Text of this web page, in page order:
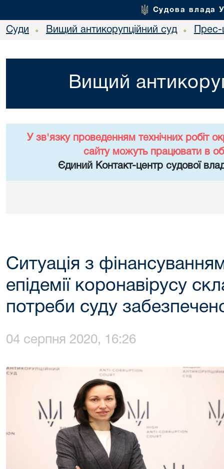
Судова влада
Суди • Вищий антикорупційний суд •
Вищий
У зв'язку проведенням технічних робіт
сайту можуть працювати в
Єдиний Контакт-центр судової
Ситуація з
епідемії коронавірусу
потреби суду
04 серпня 2020, 16:26